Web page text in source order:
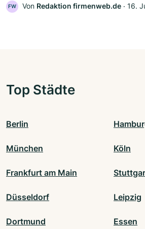
FW Von Redaktion firmenweb.de ‧ 16.
Top Städte
Berlin
München Köln
Frankfurt am Main
Düsseldorf Leipzig
Dortmund Essen